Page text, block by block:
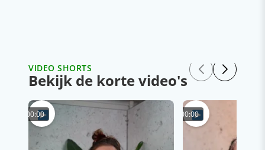
VIDEO SHORTS
Bekijk de korte video's
00:00 00:00